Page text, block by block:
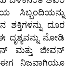
ಸಿಬ್ಬಂದಿಯನ್ನು
ಶಕ್ತಿಗಳನ್ನು ದೂರ
ನೋಡಿ
ಮತ್ತು ಜೀವನ್
ಈಗ ನಿಜವಾಗಿಯೂ